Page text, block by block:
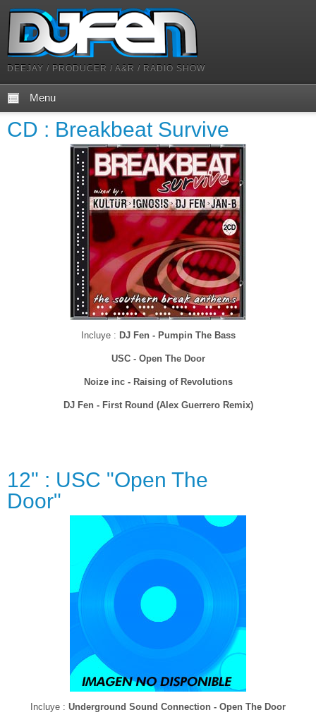
DEEJAY / PRODUCER / A&R / RADIO SHOW
Menu
CD : Breakbeat Survive
Incluye : DJ Fen - Pumpin The Bass
USC - Open The Door
Noize inc - Raising of Revolutions
DJ Fen - First Round (Alex Guerrero Remix)
12" : USC "Open The
Door"
Incluye : Underground Sound Connection - Open The Door